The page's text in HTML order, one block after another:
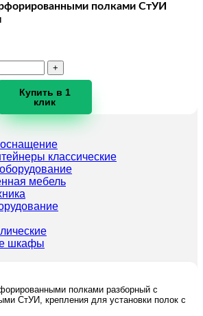
полками СтУИ
Купить в 1
клик
классические
мебель
шкафы
полками разборный с
СтУИ, крепления для установки полок с